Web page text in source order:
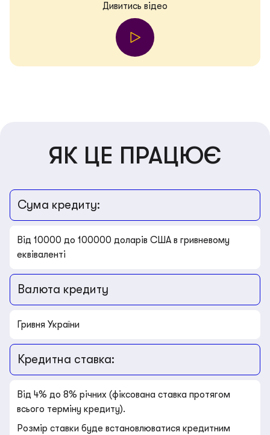
Дивитись відео
ЯК ЦЕ ПРАЦЮЄ
Сума кредиту:
Від 10000 до 100000 доларів США в гривневому
еквіваленті
Валюта кредиту
Гривня України
Кредитна ставка:
Від 4% до 8% річних (фіксована ставка протягом
всього терміну кредиту).
Розмір ставки буде встановлюватися кредитним